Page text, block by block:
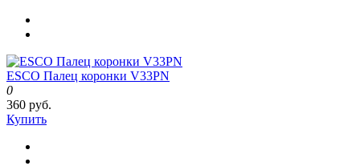
ESCO Палец коронки V33PN
0
360 руб.
Купить